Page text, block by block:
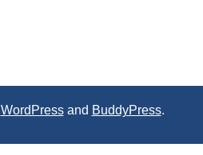
WordPressand BuddyPress.